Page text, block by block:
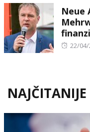
Neue
22/04/
NAJČITANIJE